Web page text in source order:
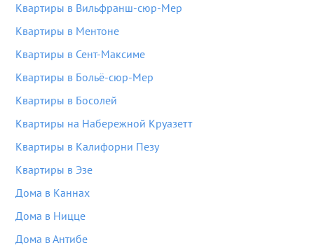
Квартиры в Вильфранш-сюр-Мер
Квартиры в Ментоне
Квартиры в Сент-Максиме
Квартиры в Больё-сюр-Мер
Квартиры в Босолей
Квартиры на Набережной Круазетт
Квартиры в Калифорни Пезу
Квартиры в Эзе
Дома в Каннах
Дома в Ницце
Дома в Антибе